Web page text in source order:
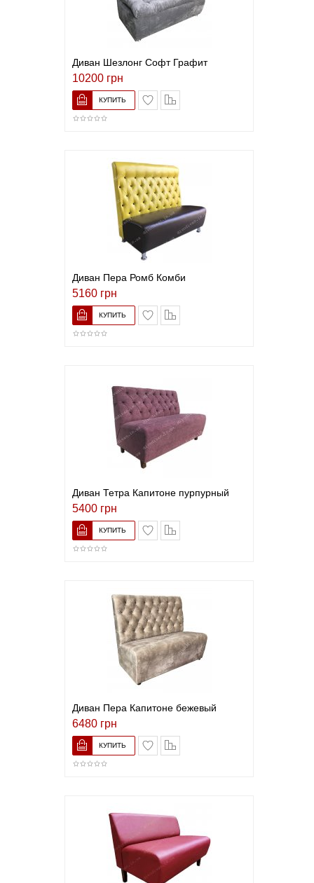
Диван Шезлонг Софт Графит
10200 грн
В список желаний
Диван Пера Ромб Комби
5160 грн
В список желаний
Диван Тетра Капитоне пурпурный
5400 грн
В список желаний
Диван Пера Капитоне бежевый
6480 грн
В список желаний